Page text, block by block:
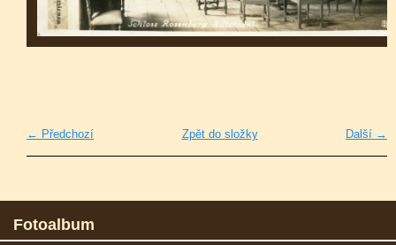
← Předchozí Další →
Zpět do složky
Fotoalbum